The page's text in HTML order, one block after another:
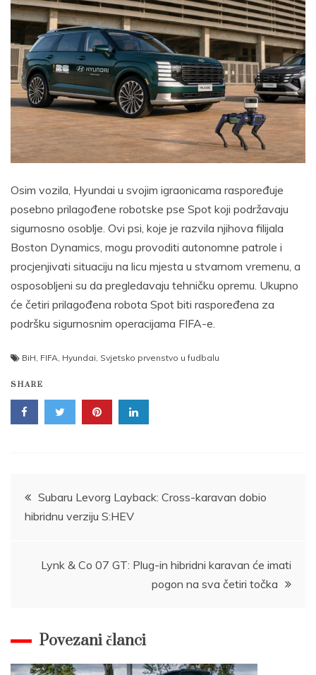
Osim vozila, Hyundai u svojim igraonicama raspoređuje
posebno prilagođene robotske pse Spot koji podržavaju
sigurnosno osoblje. Ovi psi, koje je razvila njihova filijala
Boston Dynamics, mogu provoditi autonomne patrole i
procjenjivati ​​situaciju na licu mjesta u stvarnom vremenu, a
osposobljeni su da pregledavaju tehničku opremu. Ukupno
će četiri prilagođena robota Spot biti raspoređena za
podršku sigurnosnim operacijama FIFA-e.
BiH, FIFA, Hyundai, Svjetsko prvenstvo u fudbalu
SHARE
Post
navigation
Subaru Levorg Layback: Cross-karavan dobio
hibridnu verziju S:HEV
Lynk & Co 07 GT: Plug-in hibridni karavan će imati
pogon na sva četiri točka
Povezani članci